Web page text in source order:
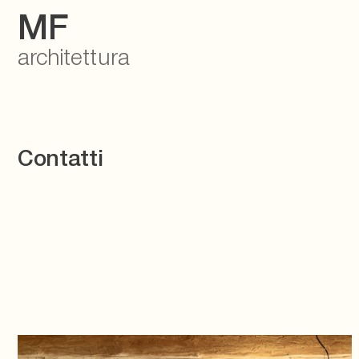
MF
architettura
Contatti